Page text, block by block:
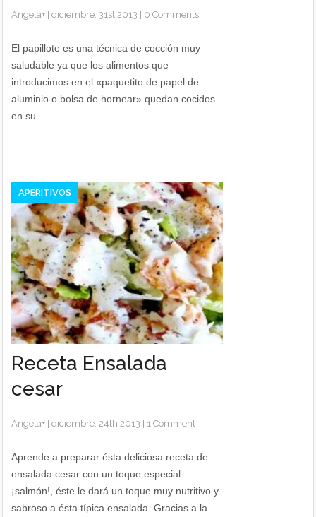
Angela+ |diciembre, 31st 2013 0 Comments
El papillote es una técnica de cocción muy
saludable ya que los alimentos que
introducimos en el «paquetito de papel de
aluminio o bolsa de hornear» quedan cocidos
en su...
APERITIVOS
Receta Ensalada
cesar
Angela+ |diciembre, 24th 2013 1 Comment
Aprende a preparar ésta deliciosa receta de
ensalada cesar con un toque especial…
¡salmón!, éste le dará un toque muy nutritivo y
sabroso a ésta típica ensalada. Gracias a la